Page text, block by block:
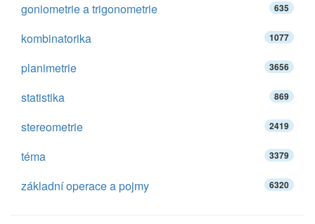
goniometrie a trigonometrie 635
kombinatorika 1077
planimetrie 3656
statistika 869
stereometrie 2419
téma 3379
základní operace a pojmy 6320